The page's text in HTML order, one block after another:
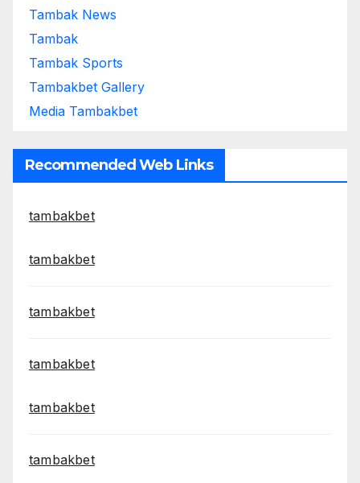
Tambak News
Tambak
Tambak Sports
Tambakbet Gallery
Media Tambakbet
Recommended Web Links
tambakbet
tambakbet
tambakbet
tambakbet
tambakbet
tambakbet